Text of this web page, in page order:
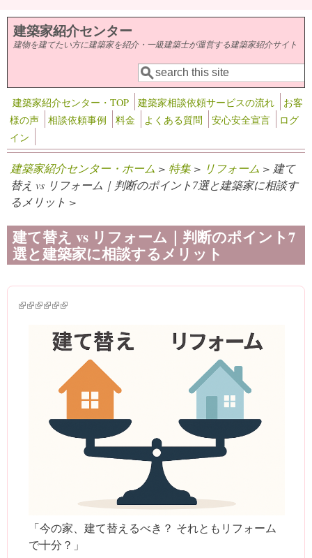
メインコンテンツに移動
建築家紹介センター
建物を建てたい方に建築家を紹介・一級建築士が運営する建築家紹介サイト
検索フォーム
検索
建築家紹介センター・TOP 建築家相談依頼サービスの流れ
お客
様の声
相談依頼事例 料金 よくある質問 安心安全宣言
ログ
イン
建築家紹介センター・ホーム > 特集 > リフォーム > 建て
替え vs リフォーム｜判断のポイント7選と建築家に相談す
るメリット >
建て替え vs リフォーム｜判断のポイント7
選と建築家に相談するメリット
(link is external)
(link is external)
(link is external)
(link is external)
(link is external)
(link is external)
「今の家、建て替えるべき？ それともリフォーム
で十分？」